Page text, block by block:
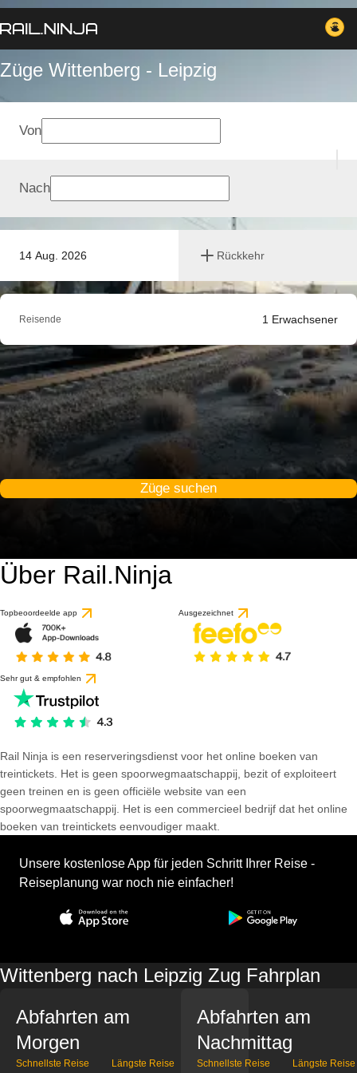
Züge Wittenberg - Leipzig
14 Aug. 2026 Rückkehr
Von
Nach
Reisende 1 Erwachsener
Züge suchen
Über Rail.Ninja
Topbeoordeelde app Ausgezeichnet
Sehr gut & empfohlen
Rail Ninja is een reserveringsdienst voor het online boeken van
treintickets. Het is geen spoorwegmaatschappij, bezit of exploiteert
geen treinen en is geen officiële website van een
spoorwegmaatschappij. Het is een commercieel bedrijf dat het online
boeken van treintickets eenvoudiger maakt.
Unsere kostenlose App für jeden Schritt Ihrer Reise -
Reiseplanung war noch nie einfacher!
Wittenberg nach Leipzig Zug Fahrplan
Abfahrten am
Morgen
Schnellste Reise Längste Reise
Abfahrten am
Nachmittag
Schnellste Reise Längste Reise
basierend auf 1